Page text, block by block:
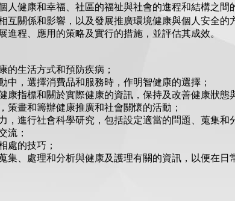
人健康和幸福、社區的福祉與社會的進程和結構之間
互關係和影響，以及發展推廣環境健康與個人安全的
進程、應用的策略及實行的措施，並評估其成效。
的生活方式和預防疾病；
中，選擇消費品和服務時，作明智健康的選擇；
康指標和關於實際健康的資訊，保持及改善健康狀態
策畫和籌辦健康推廣和社會關懷的活動；
，進行社會科學研究，包括設定適當的問題、蒐集和
流；
處的技巧；
集、處理和分析與健康及護理有關的資訊，以便在日